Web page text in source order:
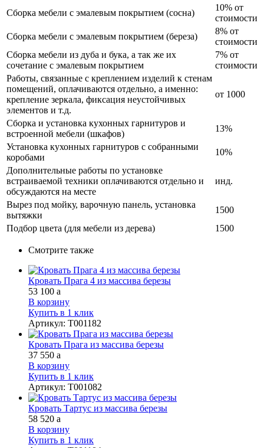
Сборка мебели с эмалевым покрытием (сосна)
10% от
стоимости
Сборка мебели с эмалевым покрытием (береза)
8% от
стоимости
Сборка мебели из дуба и бука, а так же их
сочетание с эмалевым покрытием
7% от
стоимости
Работы, связанные с креплением изделий к стенам
помещений, оплачиваются отдельно, а именно:
крепление зеркала, фиксация неустойчивых
элементов и т.д.
от 1000
Сборка и установка кухонных гарнитуров и
встроенной мебели (шкафов)
13%
Установка кухонных гарнитуров с собранными
коробами
10%
Дополнительные работы по установке
встраиваемой техники оплачиваются отдельно и
обсуждаются на месте
инд.
Вырез под мойку, варочную панель, установка
вытяжки
1500
Подбор цвета (для мебели из дерева)
1500
Смотрите также
Кровать Прага 4 из массива березы
53 100 a
В корзину
Купить в 1 клик
Артикул: Т001182
Кровать Прага из массива березы
37 550 a
В корзину
Купить в 1 клик
Артикул: Т001082
Кровать Тартус из массива березы
58 520 a
В корзину
Купить в 1 клик